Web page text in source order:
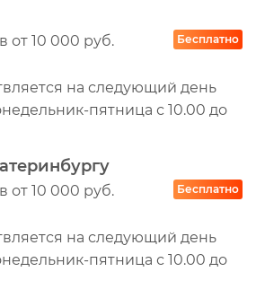
от 10 000 руб.
Бесплатно
на следующий день
пятница с 10.00 до
от 10 000 руб.
Бесплатно
на следующий день
пятница с 10.00 до